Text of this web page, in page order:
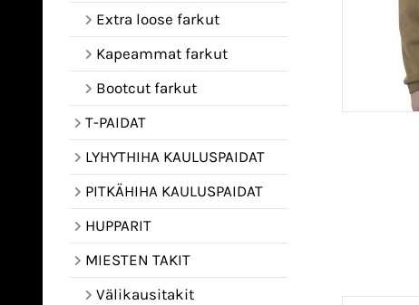
Extra loose farkut
Kapeammat farkut
Bootcut farkut
T-PAIDAT
LYHYTHIHA KAULUSPAIDAT
PITKÄHIHA KAULUSPAIDAT
HUPPARIT
MIESTEN TAKIT
Välikausitakit